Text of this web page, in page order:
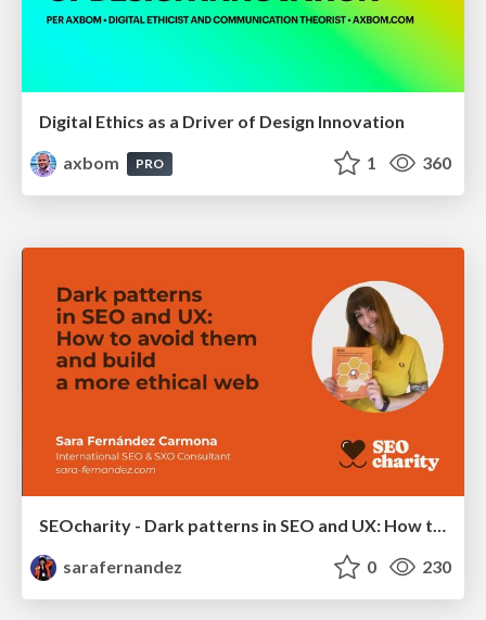
Digital Ethics as a Driver of Design Innovation
axbom
PRO 1 360
SEOcharity - Dark patterns in SEO and UX: How to avoid them and build a more ethical web
sarafernandez
0 230